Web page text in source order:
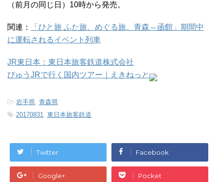
（前月の同じ日）10時から発売。
関連：
「ひと旅 ふた旅、めぐる旅。青森⇔函館」期間中
に運転されるイベント列車
JR東日本：東日本旅客鉄道株式会社
びゅうJRで行く国内ツアー｜えきねっと
-岩手県, 青森県
-20170831, 東日本旅客鉄道
Twitter Facebook
Google+ Pocket